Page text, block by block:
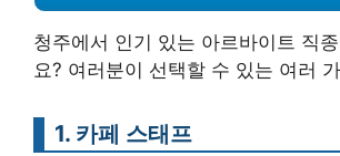
청주에서 인기 있는 아르바이트 직
요? 여러분이 선택할 수 있는 여러
1. 카페 스태프